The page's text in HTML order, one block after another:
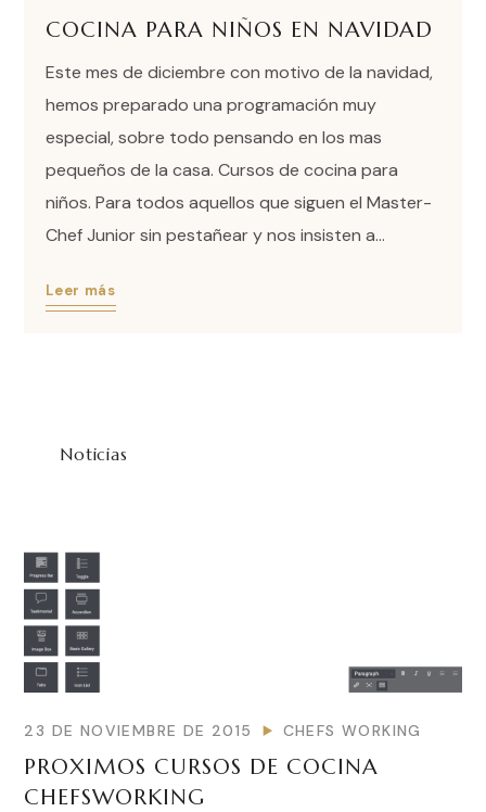
COCINA PARA NIÑOS EN NAVIDAD
Este mes de diciembre con motivo de la navidad,
hemos preparado una programación muy
especial, sobre todo pensando en los mas
pequeños de la casa. Cursos de cocina para
niños. Para todos aquellos que siguen el Master-
Chef Junior sin pestañear y nos insisten a...
Leer más
Noticias
23 DE NOVIEMBRE DE 2015 CHEFS WORKING
PROXIMOS CURSOS DE COCINA
CHEFSWORKING